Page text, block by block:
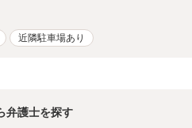
近隣駐車場あり
弁護士を探す